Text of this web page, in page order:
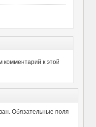
к этой
Обязательные поля